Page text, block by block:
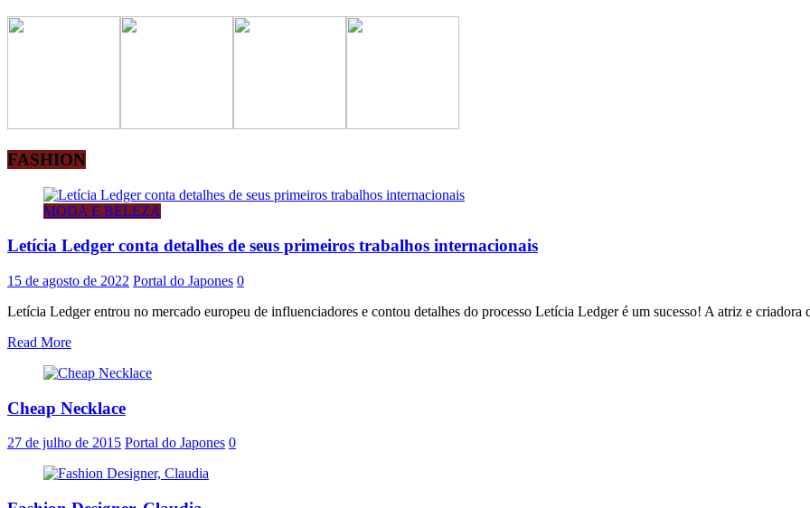
FASHION
MODA E BELEZA
Letícia Ledger conta detalhes de seus primeiros trabalhos internacionais
15 de agosto de 2022 Portal do Japones 0
Letícia Ledger entrou no mercado europeu de influenciadores e contou detalhes do processo Letícia Ledger é um sucesso! A atriz e criadora
Read More
Cheap Necklace
27 de julho de 2015 Portal do Japones 0